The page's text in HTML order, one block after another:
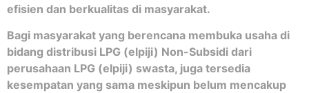
efisien dan berkualitas di masyarakat.
Bagi masyarakat yang berencana membuka usaha di
bidang distribusi LPG (elpiji) Non-Subsidi dari
perusahaan LPG (elpiji) swasta, juga tersedia
kesempatan yang sama meskipun belum mencakup